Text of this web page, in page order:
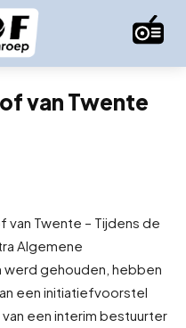
van Twente
van Twente – Tijdens de
Algemene
gehouden, hebben
een initiatiefvoorstel
een interim bestuurter